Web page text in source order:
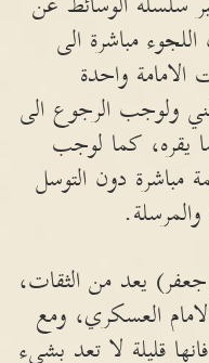
مباشرة الى
واحدة
ولوجب الرجوع الى
يقره، كما لوجب
مباشرة دون التوسل
يعد من الثقات،
العسكري، ومع
قليلة لا تعد بشيء